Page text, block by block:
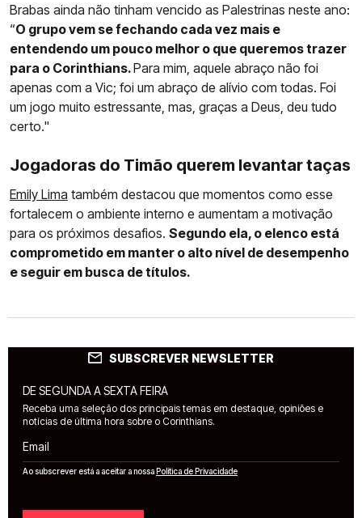
Brabas ainda não tinham vencido as Palestrinas neste ano:
“O grupo vem se fechando cada vez mais e
entendendo um pouco melhor o que queremos trazer
para o Corinthians.Para mim, aquele abraço não foi
apenas com a Vic; foi um abraço de alívio com todas. Foi
um jogo muito estressante, mas, graças a Deus, deu tudo
certo."
Jogadoras do Timão querem levantar taças
Emily Lima também destacou que momentos como esse
fortalecem o ambiente interno e aumentam a motivação
para os próximos desafios. Segundo ela, o elenco está
comprometido em manter o alto nível de desempenho
e seguir em busca de títulos.
SUBSCREVER NEWSLETTER
DE SEGUNDA A SEXTA FEIRA
Receba uma seleção dos principais temas em destaque, opiniões e
notícias de última hora sobre o Corinthians.
Email
Ao subscrever está a aceitar a nossaPolítica de Privacidade